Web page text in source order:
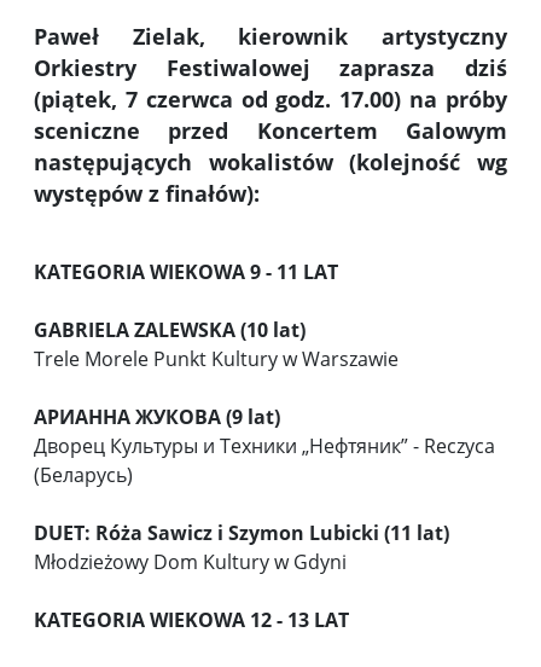
Paweł Zielak, kierownik artystyczny
Orkiestry Festiwalowej zaprasza dziś
(piątek, 7 czerwca od godz. 17.00) na próby
sceniczne przed Koncertem Galowym
następujących wokalistów (kolejność wg
występów z finałów):
KATEGORIA WIEKOWA 9 - 11 LAT
GABRIELA ZALEWSKA (10 lat)
Trele Morele Punkt Kultury w Warszawie
АРИАННА ЖУКОВА (9 lat)
Дворец Культуры и Техники „Нефтяник” - Reczyca
(Беларусь)
DUET: Róża Sawicz i Szymon Lubicki (11 lat)
Młodzieżowy Dom Kultury w Gdyni
KATEGORIA WIEKOWA 12 - 13 LAT